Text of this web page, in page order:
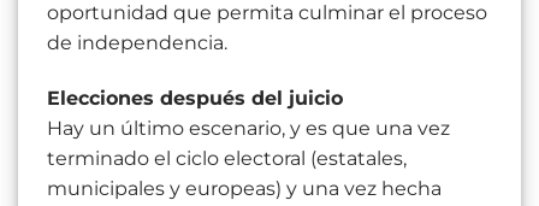
oportunidad que permita culminar el proceso
de independencia.
Elecciones después del juicio
Hay un último escenario, y es que una vez
terminado el ciclo electoral (estatales,
municipales y europeas) y una vez hecha